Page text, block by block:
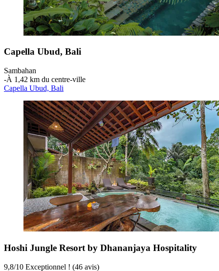
Capella Ubud, Bali
Sambahan
‐À 1,42 km du centre-ville
Capella Ubud, Bali
Hoshi Jungle Resort by Dhananjaya Hospitality
9,8/10 Exceptionnel ! (46 avis)